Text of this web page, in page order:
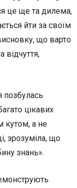
це ще та дилема,
йти за своїм
що варто
відчуття,
позбулась
цікавих
кутом, а не
зрозуміла, що
знань».